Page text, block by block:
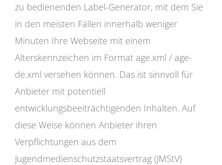
zu bedienenden Label-Generator, mit dem Sie
in den meisten Fällen innerhalb weniger
Minuten Ihre Webseite mit einem
Alterskennzeichen im Format age.xml / age-
de.xml versehen können. Das ist sinnvoll für
Anbieter mit potentiell
entwicklungsbeeiträchtigenden Inhalten. Auf
diese Weise können Anbieter ihren
Verpflichtungen aus dem
Jugendmedienschutzstaatsvertrag (JMStV)